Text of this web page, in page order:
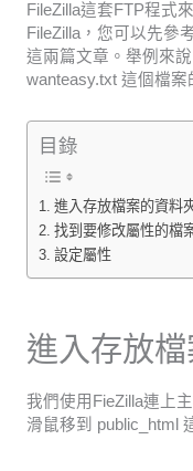
FileZilla這套FTP程式
FileZilla，您可以先參
這兩篇文章。舉例來
wanteasy.txt 這個檔案
目錄
進入存放檔案的資料
找到要修改屬性的檔
設定屬性
進入存放
我們使用FieZilla連上
滑鼠移到 public_html